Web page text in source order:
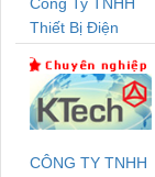
Công Ty TNHH
Thiết Bị Điện
CÔNG TY TNHH